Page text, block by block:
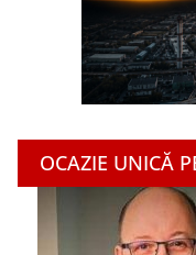
OCAZIE UNICĂ